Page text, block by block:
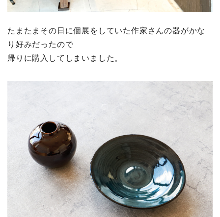
たまたまその日に個展をしていた作家さんの器がかな
り好みだったので
帰りに購入してしまいました。